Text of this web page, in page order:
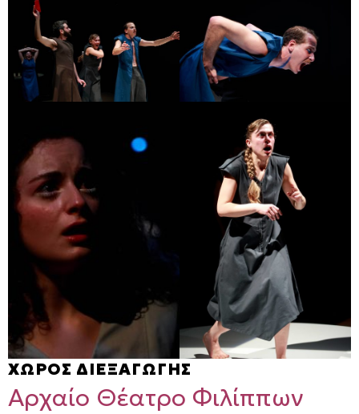
ΧΩΡΟΣ ΔΙΕΞΑΓΩΓΗΣ
Αρχαίο Θέατρο Φιλίππων